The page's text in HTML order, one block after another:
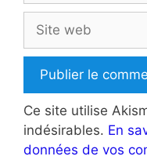
Site
web
Ce site utilise
indésirables. En
données de vos